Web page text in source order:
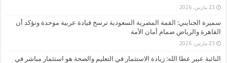
23 مارس، 2026
سميرة الجنايني: القمة المصرية السعودية ترسخ قيادة عربية موحدة وتؤكد أن
القاهرة والرياض صمام أمان الأمة
23 مارس، 2026
النائبة عبير عطا الله: زيادة الاستثمار في التعليم والصحة هو استثمار مباشر في